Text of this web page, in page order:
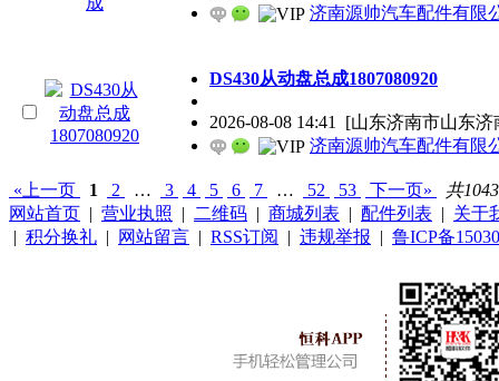
济南源帅汽车配件有限
DS430从动盘总成1807080920
2026-08-08 14:41 [山东济南市山东
济南源帅汽车配件有限
«上一页 1 2 … 3 4 5 6 7 … 52 53 下一页»
共
网站首页 | 营业执照 | 二维码 | 商城列表 | 配件列表 | 关于
| 积分换礼 | 网站留言 | RSS订阅 | 违规举报 | 鲁ICP备